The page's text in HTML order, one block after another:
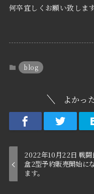
何卒宜しくお願い致します
blog
よかっ
2022年10月22日 戦闘
盒2型予約販売開始に
ます。